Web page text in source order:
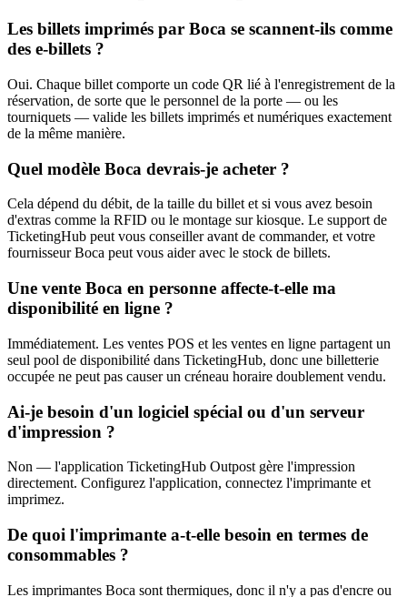
Les billets imprimés par Boca se scannent-ils comme
des e-billets ?
Oui. Chaque billet comporte un code QR lié à l'enregistrement de la
réservation, de sorte que le personnel de la porte — ou les
tourniquets — valide les billets imprimés et numériques exactement
de la même manière.
Quel modèle Boca devrais-je acheter ?
Cela dépend du débit, de la taille du billet et si vous avez besoin
d'extras comme la RFID ou le montage sur kiosque. Le support de
TicketingHub peut vous conseiller avant de commander, et votre
fournisseur Boca peut vous aider avec le stock de billets.
Une vente Boca en personne affecte-t-elle ma
disponibilité en ligne ?
Immédiatement. Les ventes POS et les ventes en ligne partagent un
seul pool de disponibilité dans TicketingHub, donc une billetterie
occupée ne peut pas causer un créneau horaire doublement vendu.
Ai-je besoin d'un logiciel spécial ou d'un serveur
d'impression ?
Non — l'application TicketingHub Outpost gère l'impression
directement. Configurez l'application, connectez l'imprimante et
imprimez.
De quoi l'imprimante a-t-elle besoin en termes de
consommables ?
Les imprimantes Boca sont thermiques, donc il n'y a pas d'encre ou